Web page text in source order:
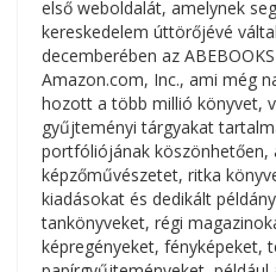
első weboldalát, amelynek
kereskedelem úttörőjévé
decemberében az
Amazon.com, Inc., ami még
hozott a több millió könyvet,
gyűjteményi tárgyakat
portfóliójának köszönhetően,
képzőművészetet, ritka
kiadásokat és dedikált
tankönyveket, régi
képregényeket, fényképeket,